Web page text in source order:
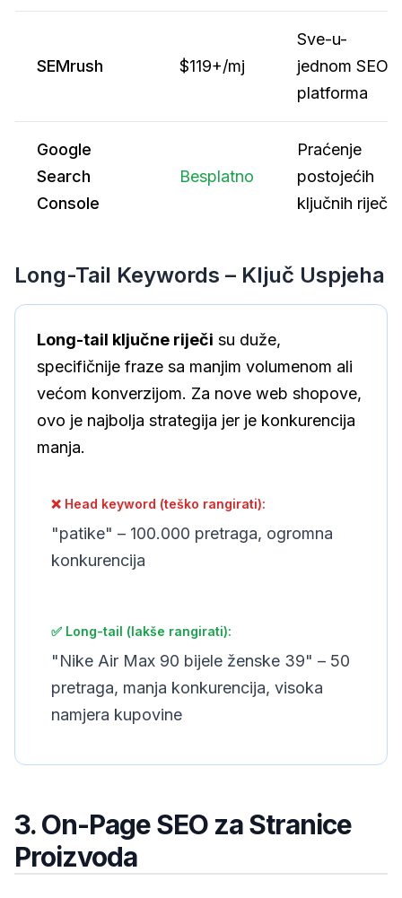
SEMrush $119+/mj
Sve-u-
jednom SEO
platforma
Google
Search
Console
Besplatno
Praćenje
postojećih
ključnih riječi
Long-Tail Keywords – Ključ Uspjeha
Long-tail ključne riječi su duže,
specifičnije fraze sa manjim volumenom ali
većom konverzijom. Za nove web shopove,
ovo je najbolja strategija jer je konkurencija
manja.
❌ Head keyword (teško rangirati):
"patike" – 100.000 pretraga, ogromna
konkurencija
✅ Long-tail (lakše rangirati):
"Nike Air Max 90 bijele ženske 39" – 50
pretraga, manja konkurencija, visoka
namjera kupovine
3. On-Page SEO za Stranice
Proizvoda